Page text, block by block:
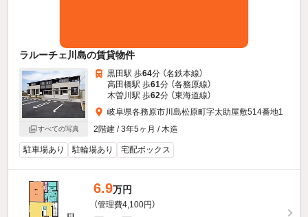
ラルーチェ川島の賃貸物件
すべての写真
黒田駅 歩64分 （名鉄本線）
高田橋駅 歩61分 （各務原線）
木曽川駅 歩62分 （東海道線）
岐阜県各務原市川島松原町字太助屋敷514番地1
2階建 / 3年5ヶ月 / 木造
駐車場あり 駐輪場あり 宅配ボックス
6.9万円
（管理費4,100円）